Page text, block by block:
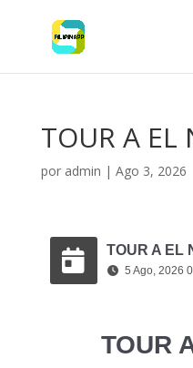
TOUR A EL
por admin | Ago 3, 2026
TOUR A EL
5 Ago, 2026
TOUR